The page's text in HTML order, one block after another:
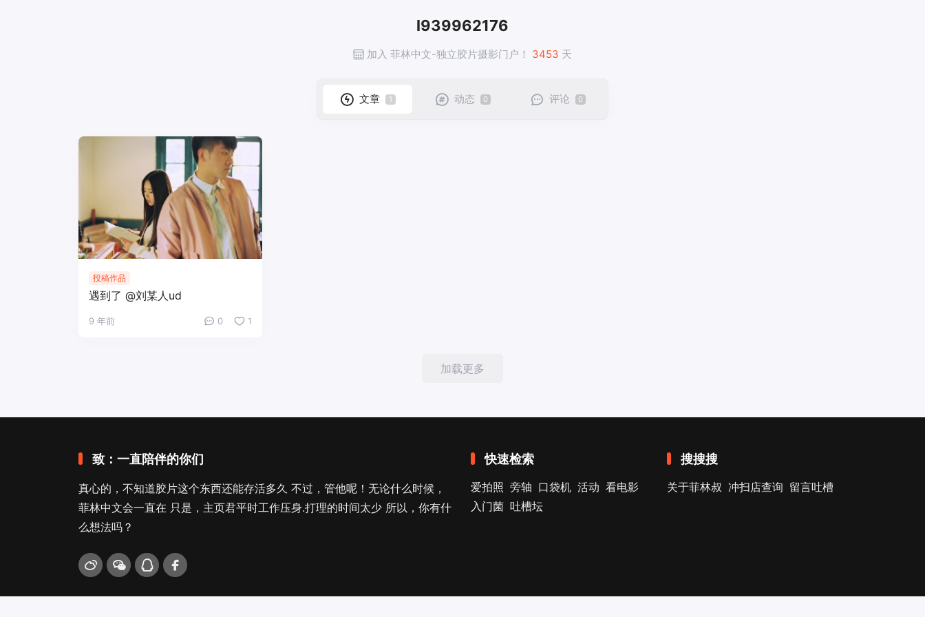
l939962176
加入 菲林中文-独立胶片摄影门户！ 3453 天
文章 1 动态 0 评论 0
投稿作品
遇到了 @刘某人ud
9 年前 0 1
加载更多
致：一直陪伴的你们
真心的，不知道胶片这个东西还能存活多久 不过，管他呢！无论什么时候，
菲林中文会一直在 只是，主页君平时工作压身.打理的时间太少 所以，你有什
么想法吗？
快速检索
爱拍照 旁轴 口袋机 活动 看电影
入门菌 吐槽坛
搜搜搜
关于菲林叔 冲扫店查询 留言吐槽